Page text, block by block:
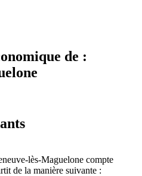
de :
lès-Maguelone compte
de la manière suivante :